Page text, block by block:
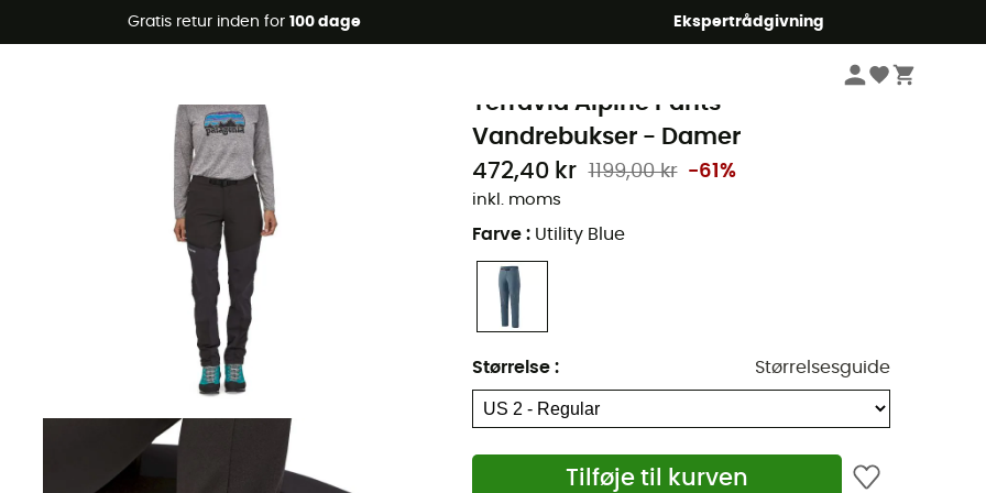
Gratis retur inden for 100 dage Ekspertrådgivning
Øko-fremstillet
Beklædning damer Bukser Damer Tourbukser damer
Terravia Alpine Pants -
Vandrebukser - Damer
472,40 kr 1199,00 kr -61%
inkl. moms
Farve : Utility Blue
Størrelse : Størrelsesguide
Tilføje til kurven